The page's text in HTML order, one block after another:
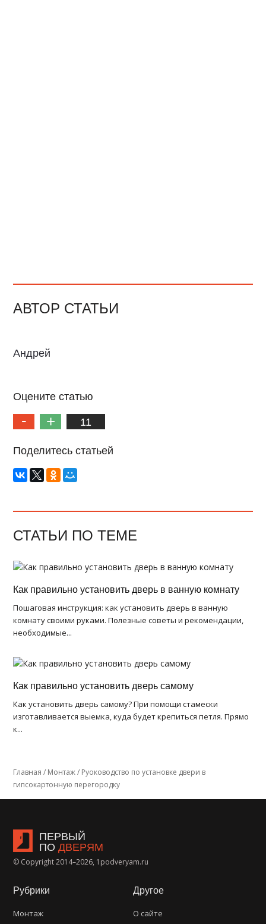
АВТОР СТАТЬИ
Андрей
Оцените статью
11
Поделитесь статьей
СТАТЬИ ПО ТЕМЕ
Как правильно установить дверь в ванную комнату
Пошаговая инструкция: как установить дверь в ванную
комнату своими руками. Полезные советы и рекомендации,
необходимые...
Как правильно установить дверь самому
Как установить дверь самому? При помощи стамески
изготавливается выемка, куда будет крепиться петля. Прямо
к...
Главная / Монтаж / Руоководство по установке двери в
гипсокартонную перегородку
ПЕРВЫЙ
ПО ДВЕРЯМ
© Copyright 2014–2026, 1podveryam.ru
Другое
О сайте
Рубрики
Монтаж